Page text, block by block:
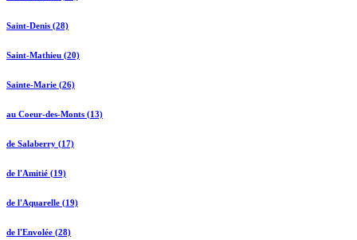
Saint-Denis (28)
Saint-Mathieu (20)
Sainte-Marie (26)
au Coeur-des-Monts (13)
de Salaberry (17)
de l'Amitié (19)
de l'Aquarelle (19)
de l'Envolée (28)